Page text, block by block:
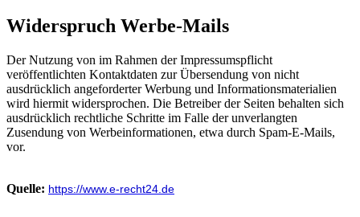
Widerspruch Werbe-Mails
Der Nutzung von im Rahmen der Impressumspflicht
veröffentlichten Kontaktdaten zur Übersendung von nicht
ausdrücklich angeforderter Werbung und Informationsmaterialien
wird hiermit widersprochen. Die Betreiber der Seiten behalten sich
ausdrücklich rechtliche Schritte im Falle der unverlangten
Zusendung von Werbeinformationen, etwa durch Spam-E-Mails,
vor.
Quelle: https://www.e-recht24.de